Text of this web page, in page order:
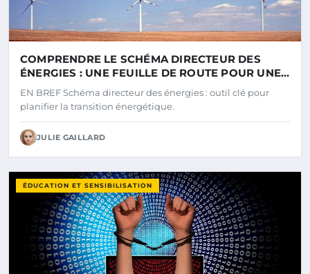
COMPRENDRE LE SCHÉMA DIRECTEUR DES
ÉNERGIES : UNE FEUILLE DE ROUTE POUR UNE
TRANSITION ÉNERGÉTIQUE RÉUSSIE
EN BREF Schéma directeur des énergies : outil clé pour
planifier la transition énergétique.
JULIE GAILLARD
ÉDUCATION ET SENSIBILISATION